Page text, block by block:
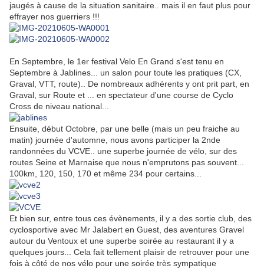
jaugés à cause de la situation sanitaire.. mais il en faut plus pour
effrayer nos guerriers !!!
En Septembre, le 1er festival Velo En Grand s'est tenu en
Septembre à Jablines... un salon pour toute les pratiques (CX,
Graval, VTT, route).. De nombreaux adhérents y ont prit part, en
Graval, sur Route et ... en spectateur d'une course de Cyclo
Cross de niveau national...
Ensuite, début Octobre, par une belle (mais un peu fraiche au
matin) journée d'automne, nous avons participer la 2nde
randonnées du VCVE.. une superbe journée de vélo, sur des
routes Seine et Marnaise que nous n'emprutons pas souvent...
100km, 120, 150, 170 et même 234 pour certains...
Et bien sur, entre tous ces évènements, il y a des sortie club, des
cyclosportive avec Mr Jalabert en Guest, des aventures Gravel
autour du Ventoux et une superbe soirée au restaurant il y a
quelques jours... Cela fait tellement plaisir de retrouver pour une
fois à côté de nos vélo pour une soirée très sympatique